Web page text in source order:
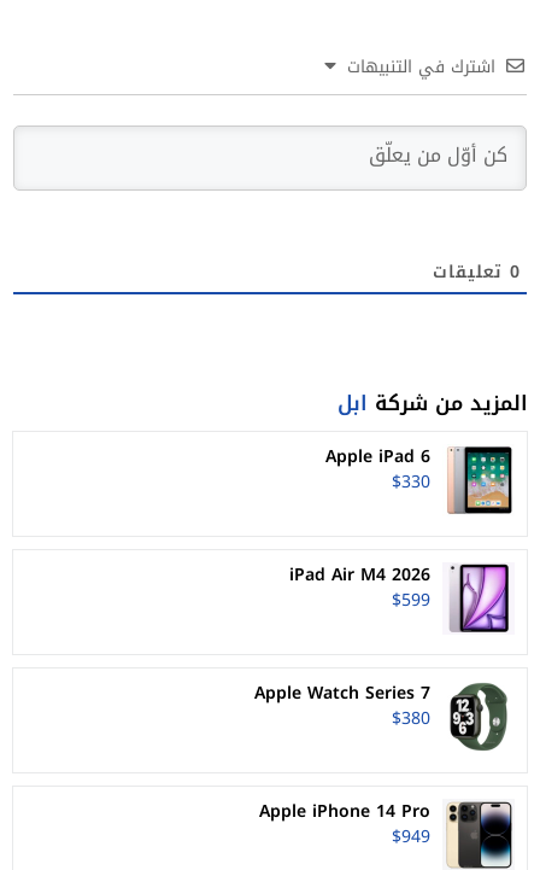
اشترك في التنبيهات
0 تعليقات
المزيد من شركة ابل
Apple iPad 6
$330
iPad Air M4 2026
$599
Apple Watch Series 7
$380
Apple iPhone 14 Pro
$949